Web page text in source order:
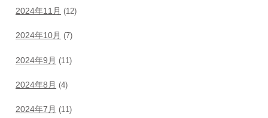
2024年11月 (12)
2024年10月 (7)
2024年9月 (11)
2024年8月 (4)
2024年7月 (11)